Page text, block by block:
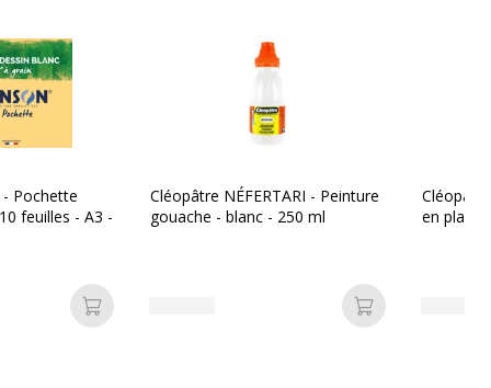
- Pochette
feuilles - A3 -
Ajouter au panier
Cléopâtre NÉFERTARI - Peinture
gouache - blanc - 250 ml
Ajouter au
en